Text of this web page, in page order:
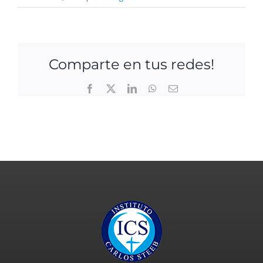
Comparte en tus redes!
Facebook LinkedInWhatsApp
Email